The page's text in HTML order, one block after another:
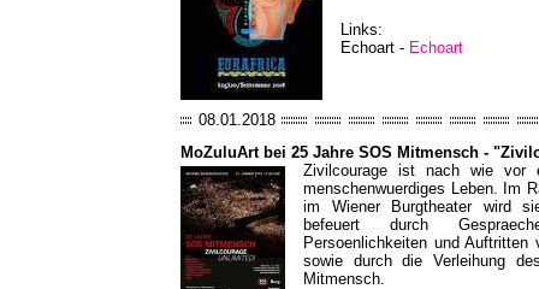
Links:
Echoart - Echoart
08.01.2018
MoZuluArt bei 25 Jahre SOS Mitmensch -
Zivilcourage ist nach wie vor
menschenwuerdiges Leben. Im
im Wiener Burgtheater wird
befeuert durch
Persoenlichkeiten und Auftritten
sowie durch die Verleihung
Mitmensch.